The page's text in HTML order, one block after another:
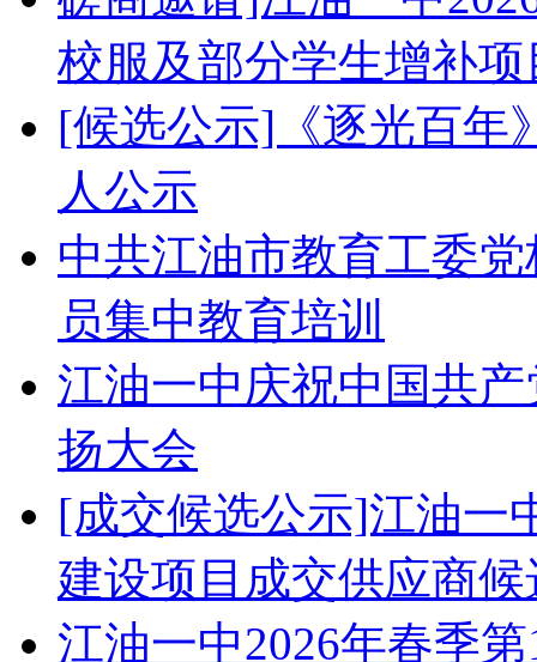
校服及部分学生增补项
[候选公示]《逐光百年
人公示
中共江油市教育工委
员集中教育培训
江油一中庆祝中国共
扬大会
[成交候选公示]江油一
建设项目成交供应商
江油一中2026年春季